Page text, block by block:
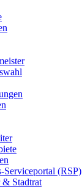
Serviceportal (RSP)
& Stadtrat